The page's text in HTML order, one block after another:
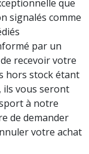
que
signalés comme
par un
recevoir votre
hors stock étant
ils vous seront
à notre
de demander
votre achat